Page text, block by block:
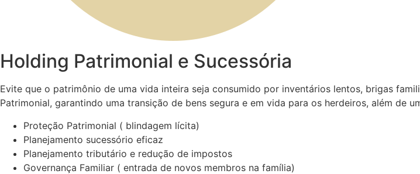
Holding Patrimonial e Sucessória
Evite que o patrimônio de uma vida inteira seja consumido por inventários lentos, brigas
Patrimonial, garantindo uma transição de bens segura e em vida para os herdeiros, além de
Proteção Patrimonial ( blindagem lícita)
Planejamento sucessório eficaz
Planejamento tributário e redução de impostos
Governança Familiar ( entrada de novos membros na família)